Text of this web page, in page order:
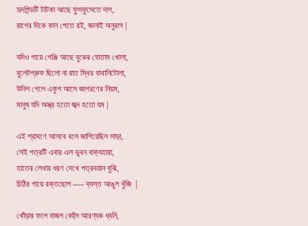
হৃদপিন্ডটি টাটকা আছে ফুসফুসেতে দাগ,
রাগের দিকে কান পেতে রই, জানাই অনুরাগ |
যদিও গায়ে গেঞ্জি আছে বুকের বোতাম খোলা,
বুলেটপ্রুফ ছিলো না রাত স্থির বাথানিটোলা,
উনিশ গেলে একুশ আসে জাগরণের নিয়ম,
মানুষ যদি অস্ত্র হতো জব্দ হতো যম |
এই শ্রাবণে আসবে বলে জাগিয়েছিল সাড়া,
সেই পত্রটি এবার এল ভুবন বাক্যহারা,
হাতের লেখার ধরণ দেখে পত্রবয়ান বুঝি,
চিঠির গায়ে রক্তছোপ ---- ব্যস্ত আঙুল খুঁজি |
খোঁড়ার ফলে বাজল বেহুঁস আরণ্যক ধ্বনি,